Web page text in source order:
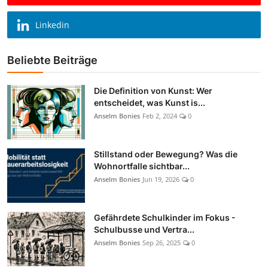
Linkedin
Beliebte Beiträge
Die Definition von Kunst: Wer
entscheidet, was Kunst is...
Anselm Bonies Feb 2, 2024 0
Stillstand oder Bewegung? Was die
Wohnortfalle sichtbar...
Anselm Bonies Jun 19, 2026 0
Gefährdete Schulkinder im Fokus -
Schulbusse und Vertra...
Anselm Bonies Sep 26, 2025 0